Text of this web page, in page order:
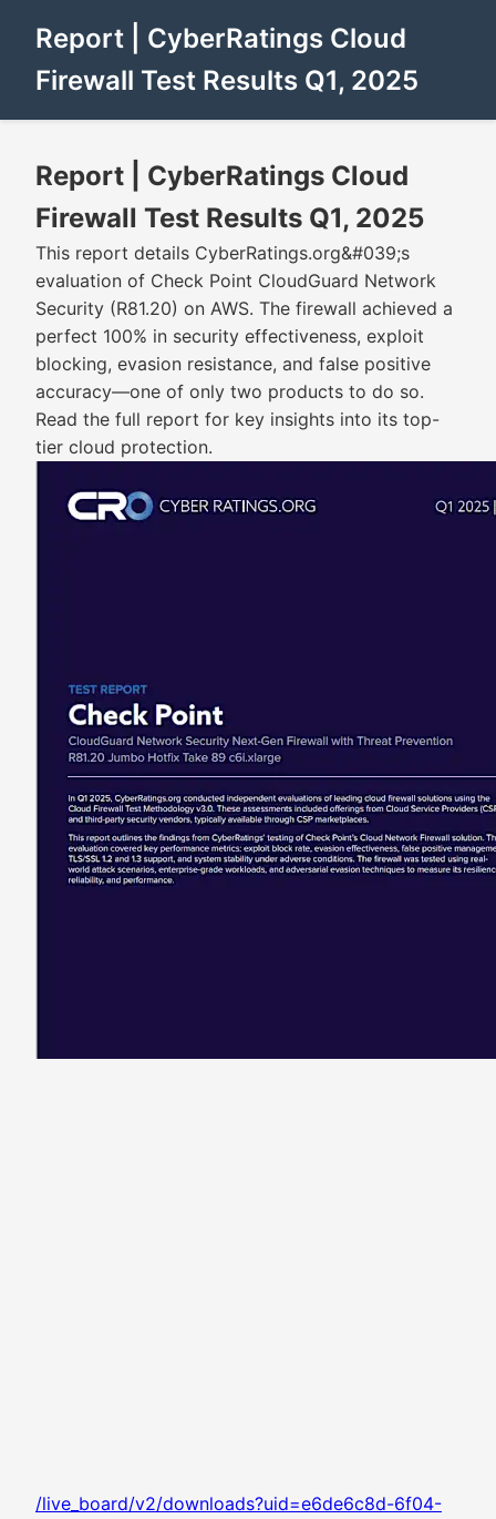
Report | CyberRatings Cloud
Firewall Test Results Q1, 2025
Report | CyberRatings Cloud
Firewall Test Results Q1, 2025
This report details CyberRatings.org&#039;s
evaluation of Check Point CloudGuard Network
Security (R81.20) on AWS. The firewall achieved a
perfect 100% in security effectiveness, exploit
blocking, evasion resistance, and false positive
accuracy—one of only two products to do so.
Read the full report for key insights into its top-
tier cloud protection.
/live_board/v2/downloads?uid=e6de6c8d-6f04-